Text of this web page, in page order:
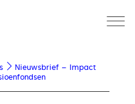
Nieuwsbrief – Impact